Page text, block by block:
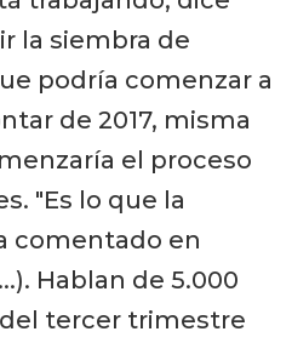
la siembra de
podría comenzar a
de 2017, misma
el proceso
"Es lo que la
comentado en
Hablan de 5.000
tercer trimestre